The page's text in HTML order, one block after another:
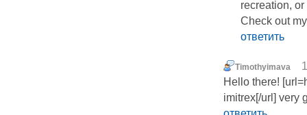
recreation,
Check out
ответить
Timothyimava
Hello there!
imitrex[/url] very